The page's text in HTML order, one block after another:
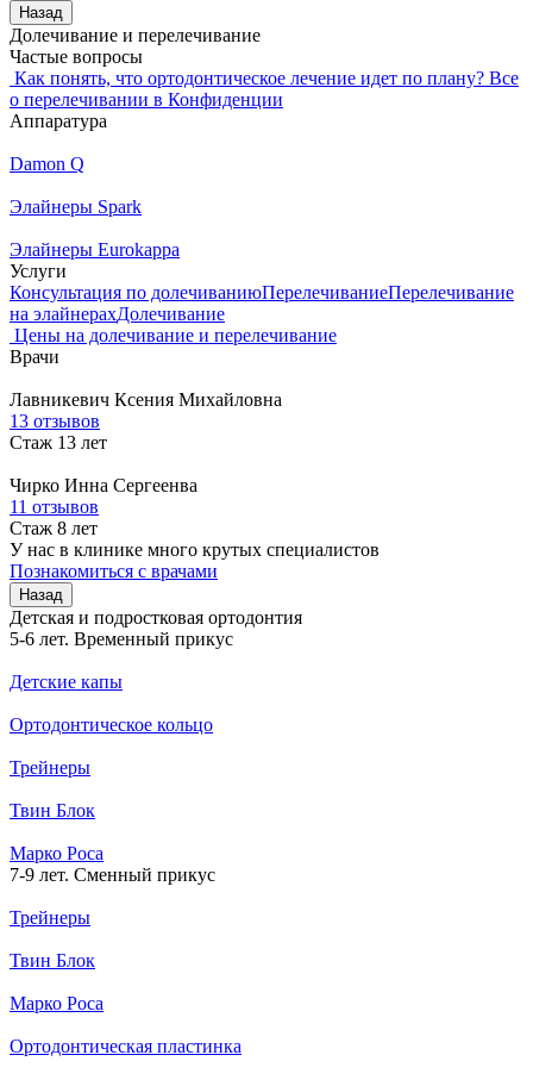
Назад
Долечивание и перелечивание
Частые вопросы
Как понять, что ортодонтическое лечение идет по плану? Все
о перелечивании в Конфиденции
Аппаратура
Damon Q
Элайнеры Spark
Элайнеры Eurokappa
Услуги
Консультация по долечиваниюПерелечиваниеПерелечивание
на элайнерахДолечивание
Цены на долечивание и перелечивание
Врачи
Лавникевич Ксения Михайловна
13 отзывов
Стаж 13 лет
Чирко Инна Сергеенва
11 отзывов
Стаж 8 лет
У нас в клинике много крутых специалистов
Познакомиться с врачами
Назад
Детская и подростковая ортодонтия
5-6 лет. Временный прикус
Детские капы
Ортодонтическое кольцо
Трейнеры
Твин Блок
Марко Роса
7-9 лет. Сменный прикус
Трейнеры
Твин Блок
Марко Роса
Ортодонтическая пластинка